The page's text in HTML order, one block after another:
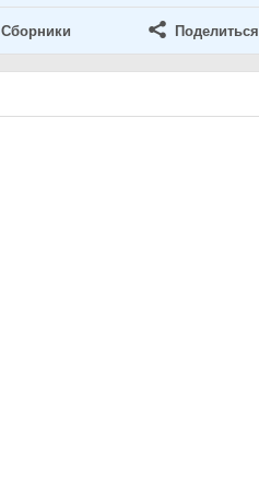
Сборники Поделиться